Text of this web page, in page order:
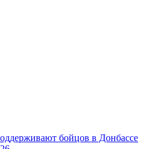
бойцов в Донбассе